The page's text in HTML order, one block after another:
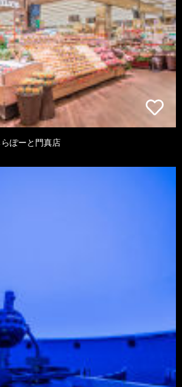
ぽーと門真店